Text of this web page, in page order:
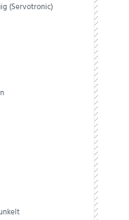
(Servotronic)